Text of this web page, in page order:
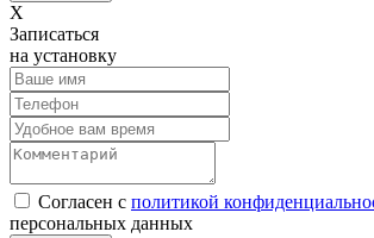
Х
Записаться
на установку
Согласен с политикой
персональных данных